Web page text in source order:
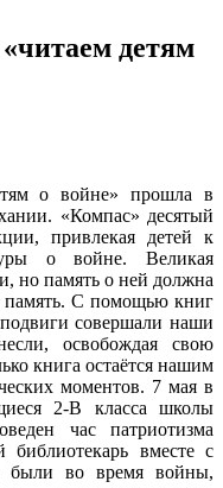
детям
о войне» прошла в
«Компас» десятый
привлекая детей к
о войне. Великая
но память о ней должна
память. С помощью книг
совершали наши
освобождая свою
книга остаётся нашим
моментов. 7 мая в
2-В класса школы
час патриотизма
вместе с
были во время войны,